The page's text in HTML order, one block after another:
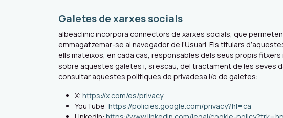
Galetes de xarxes socials
albeaclinic incorpora connectors de xarxes socials, que
emmagatzemar-se al navegador de l’Usuari. Els titulars
ells mateixos, en cada cas, responsables dels seus propis
sobre aquestes galetes i, si escau, del tractament de les seves
consultar aquestes polítiques de privadesa i/o de galetes:
X: https://x.com/es/privacy
YouTube: https://policies.google.com/privacy?hl=ca